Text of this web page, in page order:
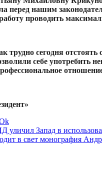
перед нашим
проводить
трудно сегодня
себе употребить
уличил Запад в
в свет монография